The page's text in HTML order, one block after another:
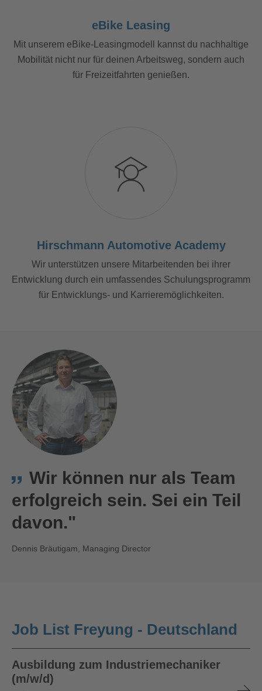
eBike Leasing
Mit unserem eBike-Leasingmodell kannst du nachhaltige
Mobilität nicht nur für deinen Arbeitsweg, sondern auch
für Freizeitfahrten genießen.
Hirschmann Automotive Academy
Wir unterstützen unsere Mitarbeitenden bei ihrer
Entwicklung durch ein umfassendes Schulungsprogramm
für Entwicklungs- und Karrieremöglichkeiten.
Wir können nur als Team
erfolgreich sein. Sei ein Teil
davon."
Dennis Bräutigam, Managing Director
Job List Freyung - Deutschland
Ausbildung zum Industriemechaniker
(m/w/d)